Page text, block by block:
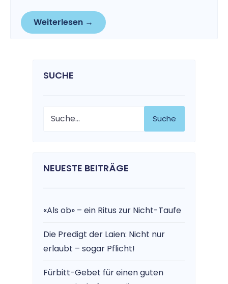
Weiterlesen →
SUCHE
Suche
NEUESTE BEITRÄGE
«Als ob» – ein Ritus zur Nicht-Taufe
Die Predigt der Laien: Nicht nur
erlaubt – sogar Pflicht!
Fürbitt-Gebet für einen guten